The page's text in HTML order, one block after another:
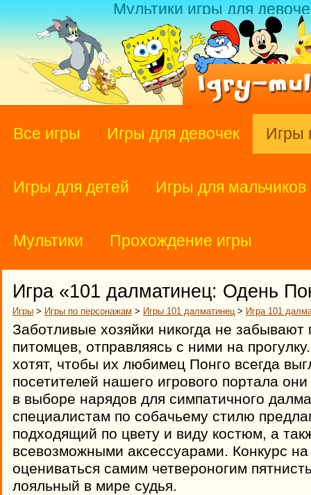
Мультики игры для
Все игры Игры для девочек Игры
Игры для детей Игры для мальчиков
Мультики Прохождение игры
Игра «101 далматинец: Одень
Игры > Игры по персонажам > Игры 101 далматинец> Игра 101
Заботливые хозяйки никогда не забывают
питомцев, отправляясь с ними на
хотят, чтобы их любимец Понго всегда
посетителей нашего игрового портала
в выборе нарядов для симпатичного
специалистам по собачьему стилю
подходящий по цвету и виду костюм, а
всевозможными аксессуарами. Конкурс
оцениваться самим четвероногим
лояльный в мире судья.